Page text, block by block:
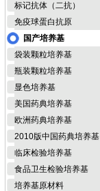
标记抗体（二抗）
免疫球蛋白抗原
国产培养基
袋装颗粒培养基
瓶装颗粒培养基
显色培养基
美国药典培养基
欧洲药典培养基
2010版中国药典培养基
临床检验培养基
食品卫生检验培养基
培养基原材料